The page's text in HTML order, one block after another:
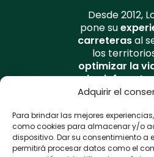
Adquirir el
Para brindar las mejores
como cookies para almacenar y/o
dispositivo. Dar su consentimiento a
permitirá procesar datos como el
Desde 2012,
pone su
carreterasal
los
optimizar la
las
vialesy
La plateforma